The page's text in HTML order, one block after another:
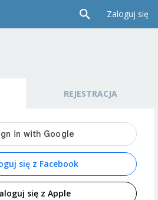
Zaloguj się
REJESTRACJA
się z Facebook
się z Apple